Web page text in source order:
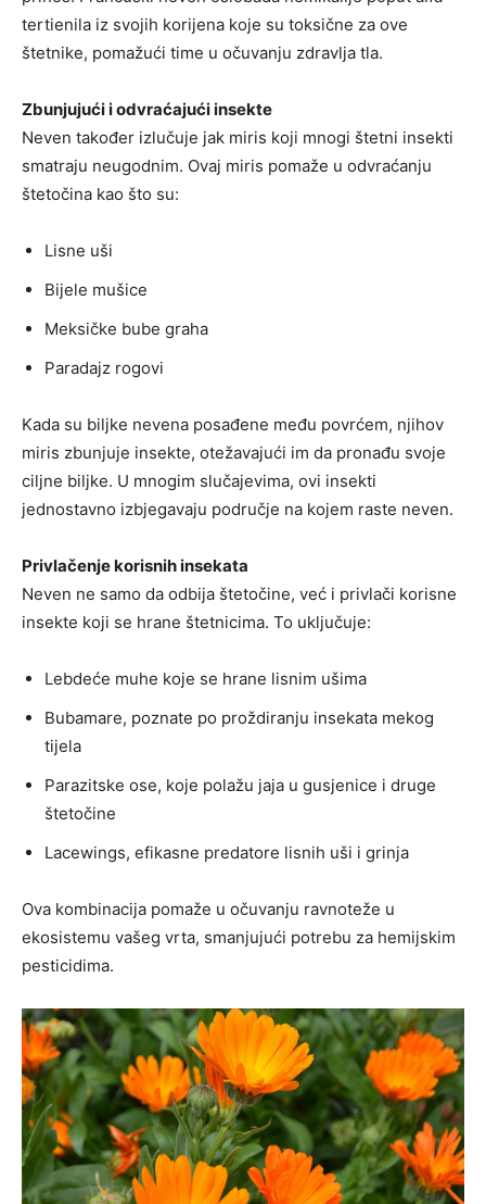
tertienila iz svojih korijena koje su toksične za ove
štetnike, pomažući time u očuvanju zdravlja tla.
Zbunjujući i odvraćajući insekte
Neven također izlučuje jak miris koji mnogi štetni insekti
smatraju neugodnim. Ovaj miris pomaže u odvraćanju
štetočina kao što su:
Lisne uši
Bijele mušice
Meksičke bube graha
Paradajz rogovi
Kada su biljke nevena posađene među povrćem, njihov
miris zbunjuje insekte, otežavajući im da pronađu svoje
ciljne biljke. U mnogim slučajevima, ovi insekti
jednostavno izbjegavaju područje na kojem raste neven.
Privlačenje korisnih insekata
Neven ne samo da odbija štetočine, već i privlači korisne
insekte koji se hrane štetnicima. To uključuje:
Lebdeće muhe koje se hrane lisnim ušima
Bubamare, poznate po proždiranju insekata mekog
tijela
Parazitske ose, koje polažu jaja u gusjenice i druge
štetočine
Lacewings, efikasne predatore lisnih uši i grinja
Ova kombinacija pomaže u očuvanju ravnoteže u
ekosistemu vašeg vrta, smanjujući potrebu za hemijskim
pesticidima.